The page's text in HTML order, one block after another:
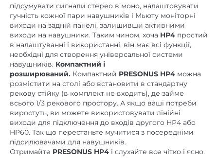
підсумувати сигнали стерео в моно, налаштовувати
гучність кожної пари навушників і Мьюту моніторні
виходи на задній панелі, залишивши активними
виходи на навушники. Таким чином, хоча HP4 простий
в налаштуванні і використанні, він має всі функції,
необхідні для створення універсальної системи
навушників. Компактний і
розширюваний. Компактний PRESONUS HP4 можна
розмістити на столі або встановити в стандартну
рекову стійку (в комплект не входить), де займе
всього 1/3 рекового простору. А якщо ваші потреби
виростуть, ви можете використовувати лінійні
виходи для підключення до входів другого HP4 або
HP60. Так що перестаньте мучитися з посередніми
підсилювачами для навушників.
Отримайте PRESONUS HP4 і слухайте все чітко і ясно.